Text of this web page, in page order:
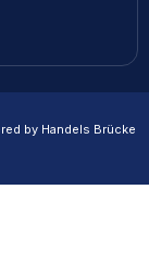
by Handels Brücke